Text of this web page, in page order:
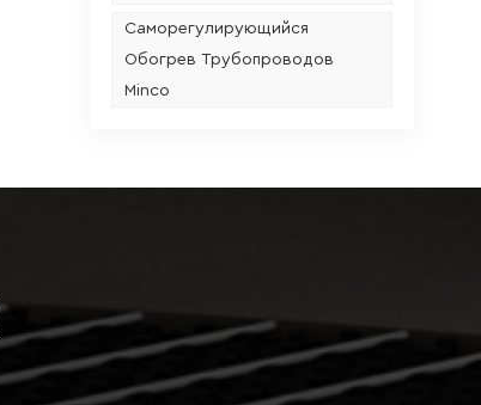
Саморегулирующийся
Обогрев Трубопроводов
Minco